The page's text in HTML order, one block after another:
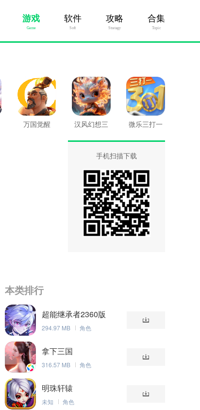
游戏
Game
软件
Soft
攻略
Stratagy
合集
Topic
万国觉醒
汉风幻想三
微乐三打一
手机扫描下载
本类排行
超能继承者2360版
294.97 MB 角色
拿下三国
316.57 MB 角色
明珠轩辕
未知 角色